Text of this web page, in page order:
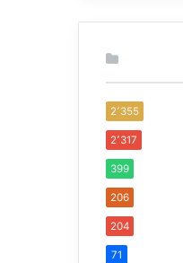
2٬355
2٬317
399
206
204
71